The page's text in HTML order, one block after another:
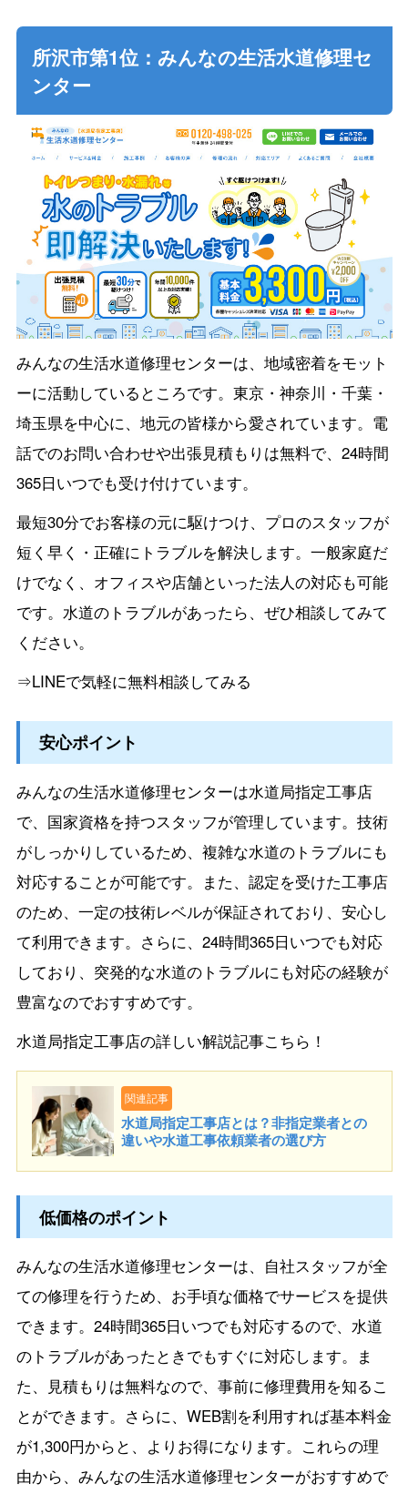
所沢市第1位：みんなの生活水道修理セ
ンター
みんなの生活水道修理センターは、地域密着をモット
ーに活動しているところです。東京・神奈川・千葉・
埼玉県を中心に、地元の皆様から愛されています。電
話でのお問い合わせや出張見積もりは無料で、24時間
365日いつでも受け付けています。
最短30分でお客様の元に駆けつけ、プロのスタッフが
短く早く・正確にトラブルを解決します。一般家庭だ
けでなく、オフィスや店舗といった法人の対応も可能
です。水道のトラブルがあったら、ぜひ相談してみて
ください。
⇒LINEで気軽に無料相談してみる
安心ポイント
みんなの生活水道修理センターは水道局指定工事店
で、国家資格を持つスタッフが管理しています。技術
がしっかりしているため、複雑な水道のトラブルにも
対応することが可能です。また、認定を受けた工事店
のため、一定の技術レベルが保証されており、安心し
て利用できます。さらに、24時間365日いつでも対応
しており、突発的な水道のトラブルにも対応の経験が
豊富なのでおすすめです。
水道局指定工事店の詳しい解説記事こちら！
関連記事
水道局指定工事店とは？非指定業者との
違いや水道工事依頼業者の選び方
低価格のポイント
みんなの生活水道修理センターは、自社スタッフが全
ての修理を行うため、お手頃な価格でサービスを提供
できます。24時間365日いつでも対応するので、水道
のトラブルがあったときでもすぐに対応します。ま
た、見積もりは無料なので、事前に修理費用を知るこ
とができます。さらに、WEB割を利用すれば基本料金
が1,300円からと、よりお得になります。これらの理
由から、みんなの生活水道修理センターがおすすめで